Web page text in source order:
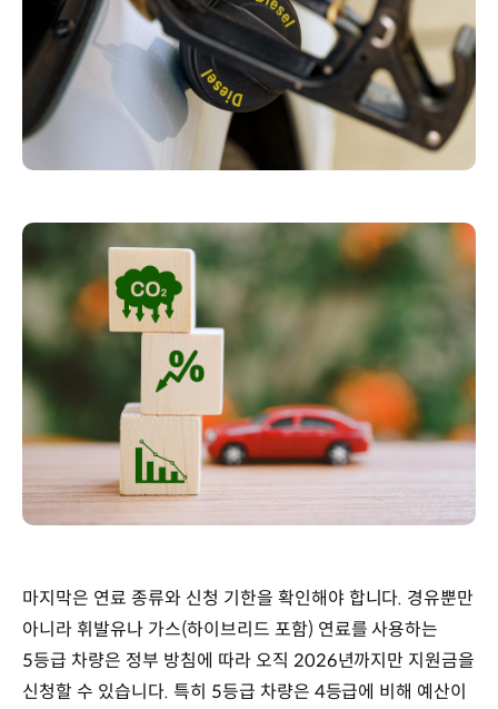
마지막은 연료 종류와 신청 기한을 확인해야 합니다. 경유뿐만
아니라 휘발유나 가스(하이브리드 포함) 연료를 사용하는
5등급 차량은 정부 방침에 따라 오직 2026년까지만 지원금을
신청할 수 있습니다. 특히 5등급 차량은 4등급에 비해 예산이